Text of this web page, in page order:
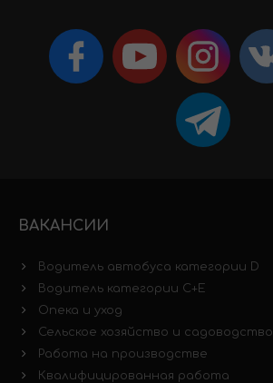
ВАКАНСИИ
Водитель автобуса категории D
Водитель категории C+E
Опека и уход
Сельское хозяйство и садоводство
Работа на производстве
Квалифицированная работа